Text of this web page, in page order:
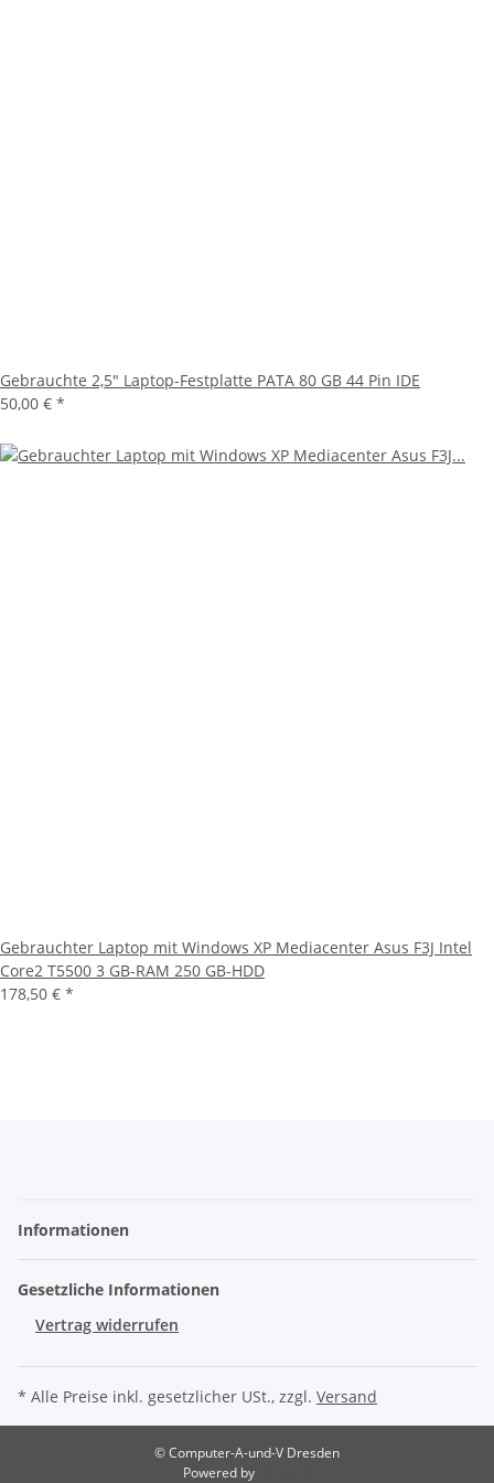
Gebrauchte 2,5" Laptop-Festplatte PATA 80 GB 44 Pin IDE
50,00 € *
Gebrauchter Laptop mit Windows XP Mediacenter Asus F3J Intel
Core2 T5500 3 GB-RAM 250 GB-HDD
178,50 € *
Informationen
Gesetzliche Informationen
Vertrag widerrufen
* Alle Preise inkl. gesetzlicher USt., zzgl. Versand
© Computer-A-und-V Dresden
Powered by